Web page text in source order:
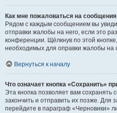
Как мне пожаловаться на
Рядом с каждым сообщением вы
отправки жалобы на него, если это
конференции. Щёлкнув по этой
необходимых для оправки жалобы на
Вернуться к началу
Что означает кнопка «Сохранить»
Эта кнопка позволяет вам сохранять
закончить и отправить их позже. Для
перейдите в параграф «Черновики»